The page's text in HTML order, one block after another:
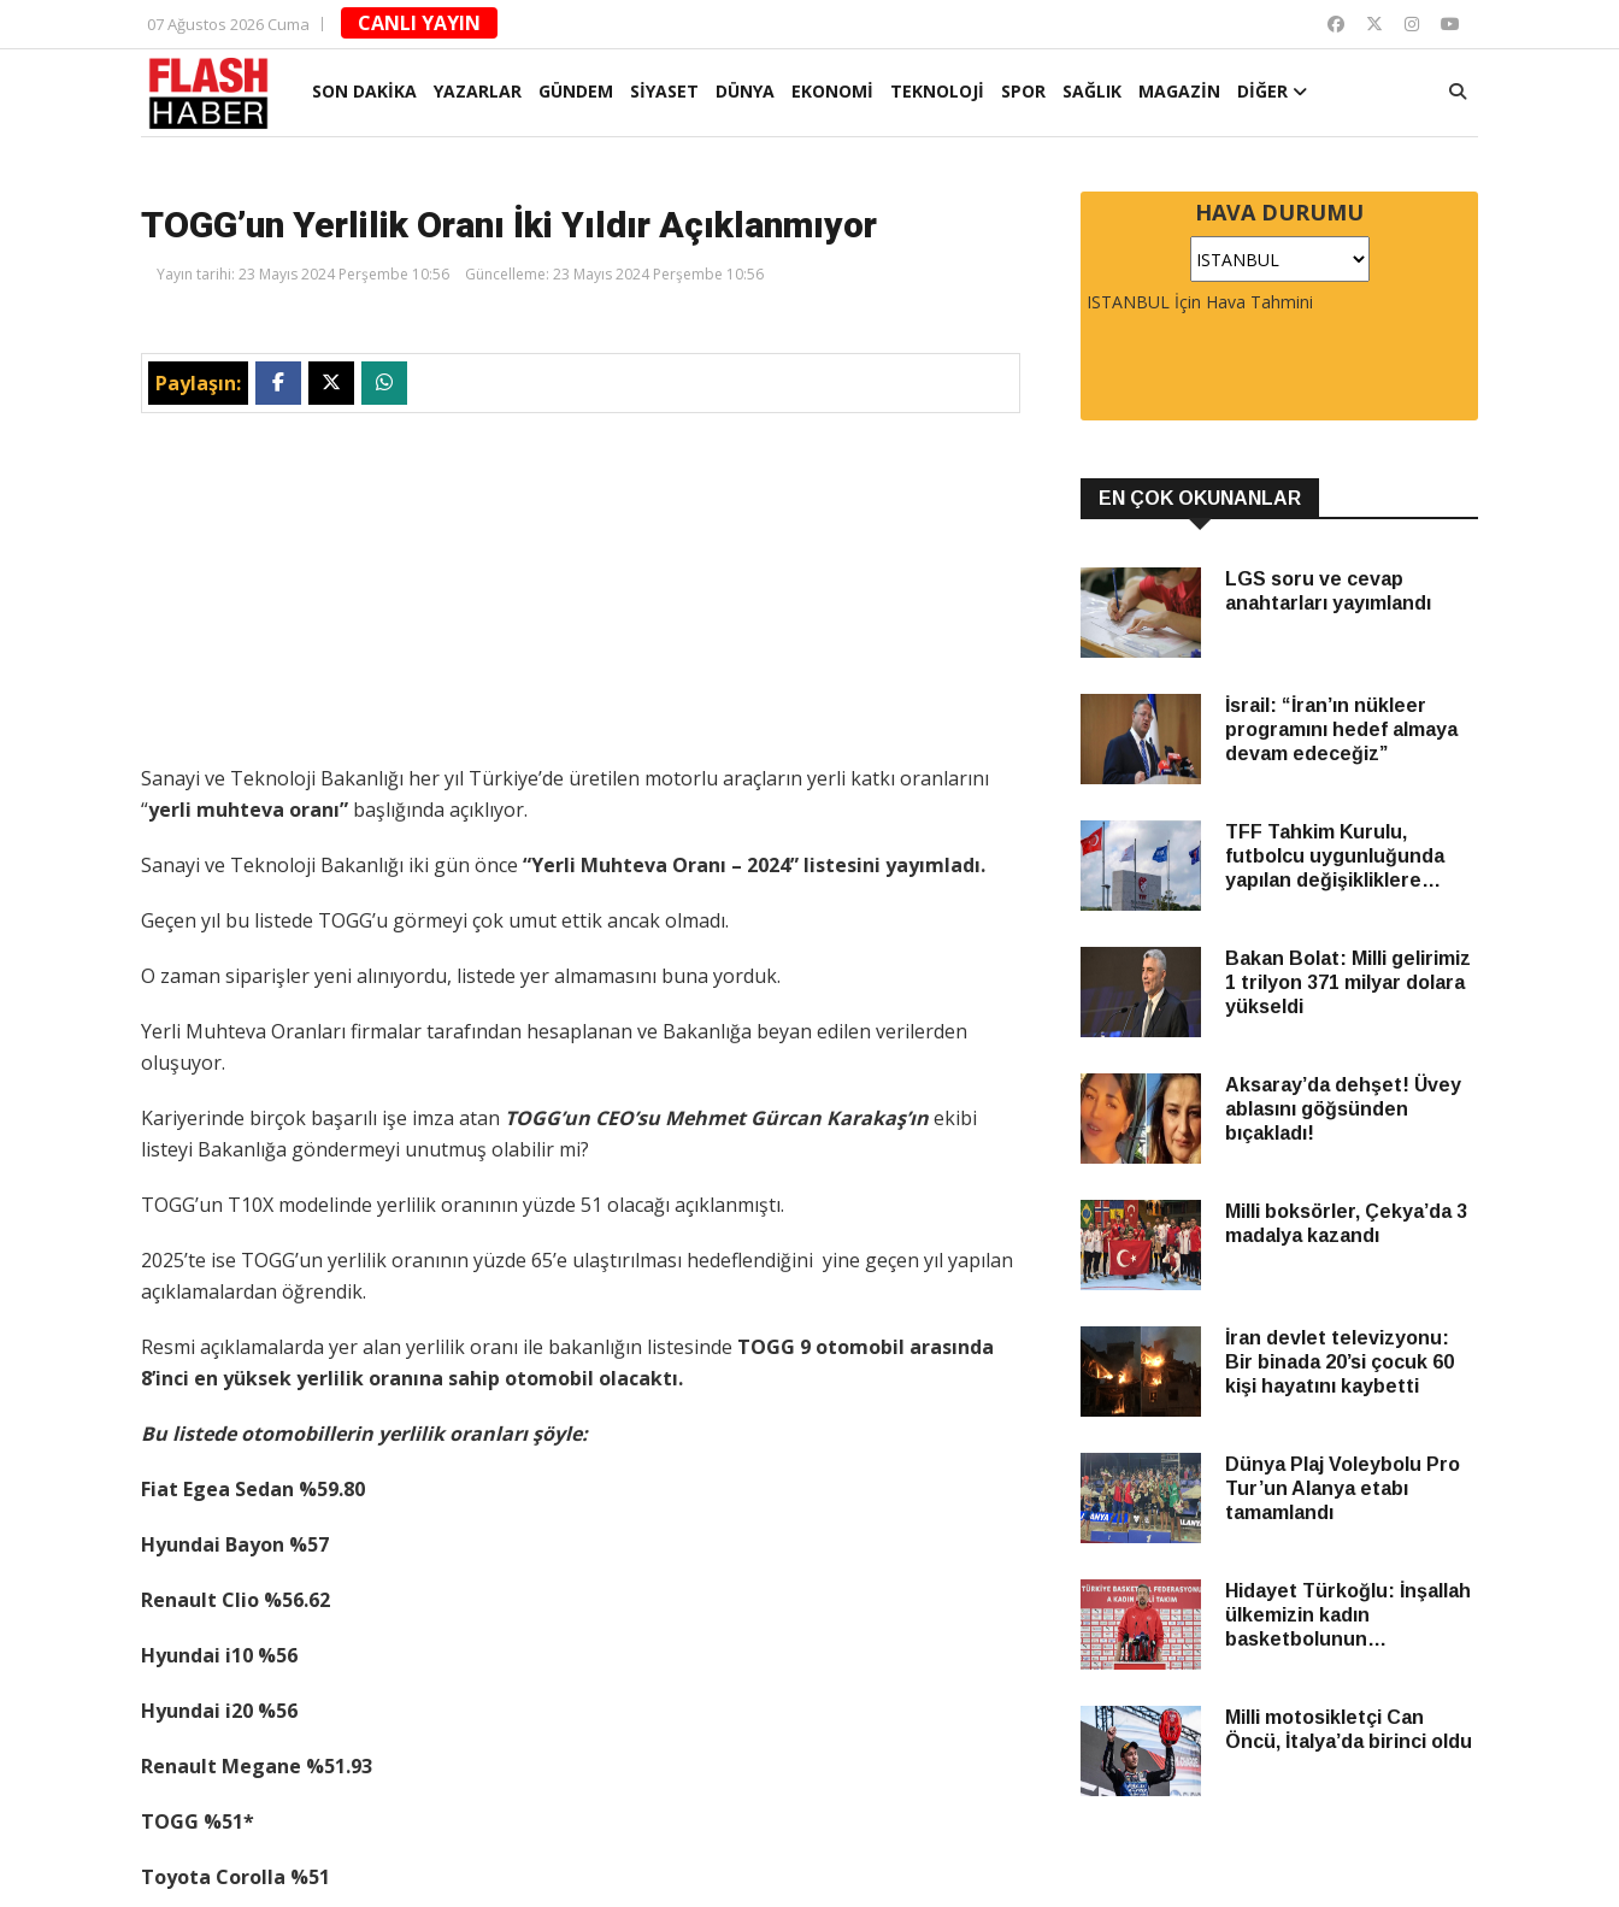
07 Ağustos 2026 Cuma CANLI YAYIN
SON DAKİKA YAZARLAR GÜNDEM SİYASET DÜNYA EKONOMİ TEKNOLOJİ SPOR SAĞLIK MAGAZİN DİĞER
TOGG’un Yerlilik Oranı İki Yıldır Açıklanmıyor
Yayın tarihi: 23 Mayıs 2024 Perşembe 10:56 Güncelleme: 23 Mayıs 2024 Perşembe 10:56
Paylaşın:
Sanayi ve Teknoloji Bakanlığı her yıl Türkiye’de üretilen motorlu araçların yerli katkı oranlarını
“yerli muhteva oranı” başlığında açıklıyor.
Sanayi ve Teknoloji Bakanlığı iki gün önce “Yerli Muhteva Oranı – 2024” listesini yayımladı.
Geçen yıl bu listede TOGG’u görmeyi çok umut ettik ancak olmadı.
O zaman siparişler yeni alınıyordu, listede yer almamasını buna yorduk.
Yerli Muhteva Oranları firmalar tarafından hesaplanan ve Bakanlığa beyan edilen verilerden
oluşuyor.
Kariyerinde birçok başarılı işe imza atan TOGG’un CEO’su Mehmet Gürcan Karakaş’ınekibi
listeyi Bakanlığa göndermeyi unutmuş olabilir mi?
TOGG’un T10X modelinde yerlilik oranının yüzde 51 olacağı açıklanmıştı.
2025’te ise TOGG’un yerlilik oranının yüzde 65’e ulaştırılması hedeflendiğini yine geçen yıl yapılan
açıklamalardan öğrendik.
Resmi açıklamalarda yer alan yerlilik oranı ile bakanlığın listesinde TOGG 9 otomobil arasında
8’inci en yüksek yerlilik oranına sahip otomobil olacaktı.
Bu listede otomobillerin yerlilik oranları şöyle:
Fiat Egea Sedan %59.80
Hyundai Bayon %57
Renault Clio %56.62
Hyundai i10 %56
Hyundai i20 %56
Renault Megane %51.93
TOGG %51*
Toyota Corolla %51
HAVA DURUMU
ISTANBUL İçin Hava Tahmini
EN ÇOK OKUNANLAR
LGS soru ve cevap
anahtarları yayımlandı
İsrail: “İran’ın nükleer
programını hedef almaya
devam edeceğiz”
TFF Tahkim Kurulu,
futbolcu uygunluğunda
yapılan değişikliklere
Bakan Bolat: Milli gelirimiz
1 trilyon 371 milyar dolara
yükseldi
Aksaray’da dehşet! Üvey
ablasını göğsünden
bıçakladı!
Milli boksörler, Çekya’da 3
madalya kazandı
İran devlet televizyonu:
Bir binada 20’si çocuk 60
kişi hayatını kaybetti
Dünya Plaj Voleybolu Pro
Tur’un Alanya etabı
tamamlandı
Hidayet Türkoğlu: İnşallah
ülkemizin kadın
basketbolunun
Milli motosikletçi Can
Öncü, İtalya’da birinci oldu